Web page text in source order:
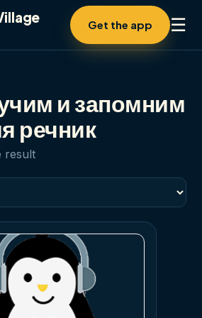
Get the app ☰
и запомним
речник
result